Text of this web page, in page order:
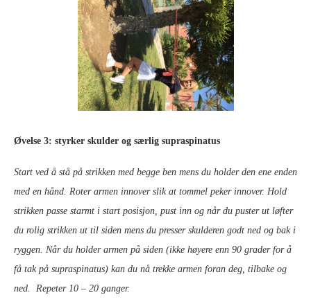
Øvelse 3: styrker skulder og særlig supraspinatus
Start ved å stå på strikken med begge ben mens du holder den ene enden
med en hånd. Roter armen innover slik at tommel peker innover. Hold
strikken passe starmt i start posisjon, pust inn og når du puster ut løfter
du rolig strikken ut til siden mens du presser skulderen godt ned og bak i
ryggen. Når du holder armen på siden (ikke høyere enn 90 grader for å
få tak på supraspinatus) kan du nå trekke armen foran deg, tilbake og
ned. Repeter 10 – 20 ganger.